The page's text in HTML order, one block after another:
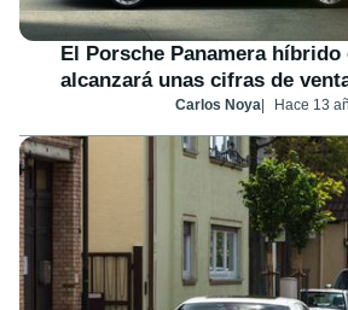
El Porsche Panamera
alcanzará unas cifras de
Carlos Noya Hace 13